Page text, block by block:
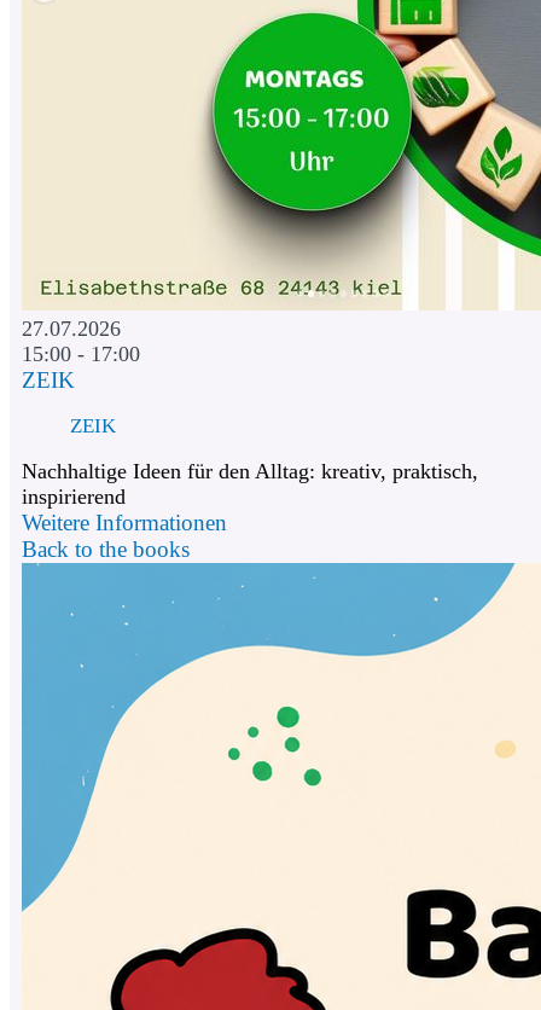
27.07.2026
15:00 - 17:00
ZEIK
ZEIK
Nachhaltige Ideen für den Alltag: kreativ, praktisch,
inspirierend
Weitere Informationen
Back to the books